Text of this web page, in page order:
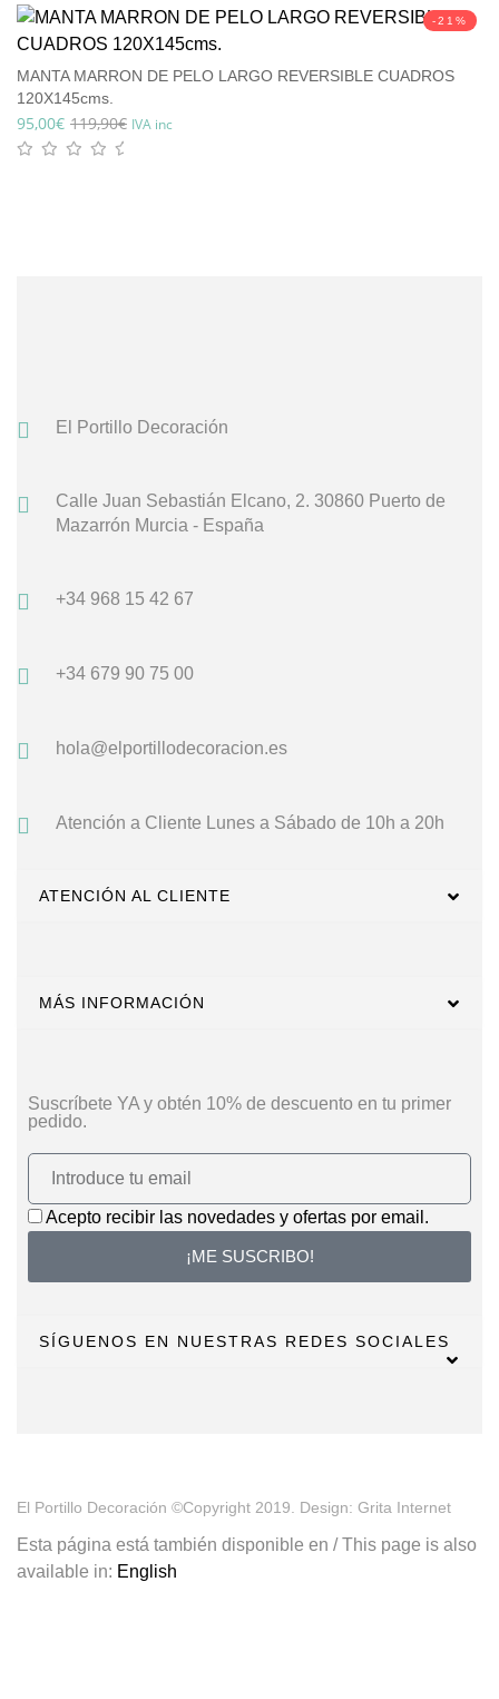
-21%
MANTA MARRON DE PELO LARGO REVERSIBLE CUADROS
120X145cms.
119,90€
95,00€ IVA inc
El Portillo Decoración
Calle Juan Sebastián Elcano, 2. 30860 Puerto de
Mazarrón Murcia - España
+34 968 15 42 67
+34 679 90 75 00
hola@elportillodecoracion.es
Atención a Cliente Lunes a Sábado de 10h a 20h
ATENCIÓN AL CLIENTE
MÁS INFORMACIÓN
Suscríbete YA y obtén 10% de descuento en tu primer
pedido.
Acepto recibir las novedades y ofertas por email.
¡ME SUSCRIBO!
SÍGUENOS EN NUESTRAS REDES SOCIALES
El Portillo Decoración ©Copyright 2019. Design: Grita Internet
Esta página está también disponible en / This page is also
available in: English